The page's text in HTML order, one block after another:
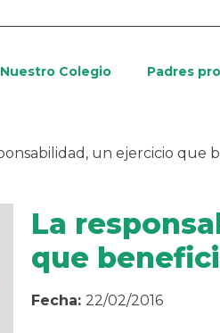
Nuestro Colegio Padres
un ejercicio que
La
que
Fecha: 22/02/2016